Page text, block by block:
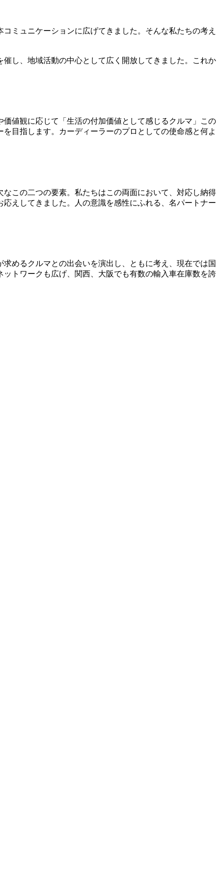
ミュニケーションに広げてきました。そんな私たちの考え
し、地域活動の中心として広く開放してきました。これか
値観に応じて「生活の付加価値として感じるクルマ」この
目指します。カーディーラーのプロとしての使命感と何よ
この二つの要素。私たちはこの両面において、対応し納得
えしてきました。人の意識を感性にふれる、名パートナー
めるクルマとの出会いを演出し、ともに考え、現在では国
トワークも広げ、関西、大阪でも有数の輸入車在庫数を誇